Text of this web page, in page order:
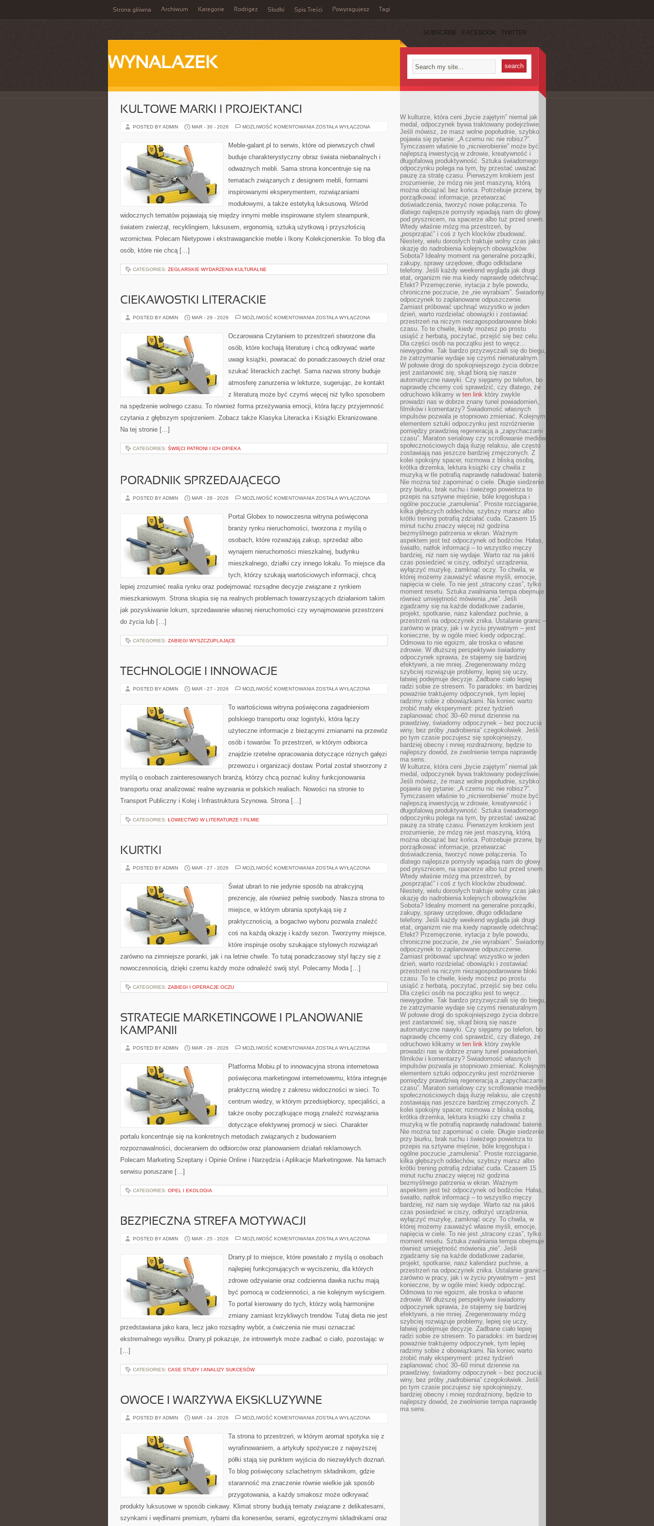
Strona główna Archiwum Kategorie Rodrigez Słodki Spis Treści Powytagujesz Tagi
SUBSCRIBE FACEBOOK TWITTER
WYNALAZEK
KULTOWE MARKI I PROJEKTANCI
POSTED BY ADMIN MAR - 30 - 2026 MOŻLIWOŚĆ KOMENTOWANIA KULTOWE
PROJEKTANCI
ZOSTAŁA WYŁĄCZONA
Meble-galant.pl to serwis, które od pierwszych chwil
buduje charakterystyczny obraz świata niebanalnych i
odważnych mebli. Sama strona koncentruje się na
tematach związanych z designem mebli, formami
inspirowanymi eksperymentem, rozwiązaniami
modułowymi, a także estetyką luksusową. Wśród
widocznych tematów pojawiają się między innymi meble inspirowane stylem steampunk,
światem zwierząt, recyklingiem, luksusem, ergonomią, sztuką użytkową i przyszłością
wzornictwa. Polecam Nietypowe i ekstrawaganckie meble i Ikony Kolekcjonerskie. To blog dla
osób, które nie chcą […]
CATEGORIES: ŻEGLARSKIE WYDARZENIA KULTURALNE
CIEKAWOSTKI LITERACKIE
POSTED BY ADMIN MAR - 29 - 2026 MOŻLIWOŚĆ KOMENTOWANIA CIEKAWOSTKI
ZOSTAŁA WYŁĄCZONA
Oczarowana Czytaniem to przestrzeń stworzone dla
osób, które kochają literaturę i chcą odkrywać warte
uwagi książki, powracać do ponadczasowych dzieł oraz
szukać literackich zachęt. Sama nazwa strony buduje
atmosferę zanurzenia w lekturze, sugerując, że kontakt
z literaturą może być czymś więcej niż tylko sposobem
na spędzenie wolnego czasu. To również forma przeżywania emocji, która łączy przyjemność
czytania z głębszym spojrzeniem. Zobacz także Klasyka Literacka i Książki Ekranizowane.
Na tej stronie […]
CATEGORIES: ŚWIĘCI PATRONI I ICH OPIEKA
PORADNIK SPRZEDAJĄCEGO
POSTED BY ADMIN MAR - 28 - 2026 MOŻLIWOŚĆ KOMENTOWANIA PORADNIK
ZOSTAŁA WYŁĄCZONA
Portal Globex to nowoczesna witryna poświęcona
branży rynku nieruchomości, tworzona z myślą o
osobach, które rozważają zakup, sprzedaż albo
wynajem nieruchomości mieszkalnej, budynku
mieszkalnego, działki czy innego lokalu. To miejsce dla
tych, którzy szukają wartościowych informacji, chcą
lepiej zrozumieć realia rynku oraz podejmować rozsądne decyzje związane z rynkiem
mieszkaniowym. Strona skupia się na realnych problemach towarzyszących działaniom takim
jak pozyskiwanie lokum, sprzedawanie własnej nieruchomości czy wynajmowanie przestrzeni
do życia lub […]
CATEGORIES: ZABIEGI WYSZCZUPLAJĄCE
TECHNOLOGIE I INNOWACJE
POSTED BY ADMIN MAR - 27 - 2026 MOŻLIWOŚĆ KOMENTOWANIA TECHNOLOGIE
ZOSTAŁA WYŁĄCZONA
To wartościowa witryna poświęcona zagadnieniom
polskiego transportu oraz logistyki, która łączy
użyteczne informacje z bieżącymi zmianami na przewóz
osób i towarów. To przestrzeń, w którym odbiorca
znajdzie rzetelne opracowania dotyczące różnych gałęzi
przewozu i organizacji dostaw. Portal został stworzony z
myślą o osobach zainteresowanych branżą, którzy chcą poznać kulisy funkcjonowania
transportu oraz analizować realne wyzwania w polskich realiach. Nowości na stronie to
Transport Publiczny i Kolej i Infrastruktura Szynowa. Strona […]
CATEGORIES: ŁOWIECTWO W LITERATURZE I FILMIE
KURTKI
POSTED BY ADMIN MAR - 27 - 2026 MOŻLIWOŚĆ KOMENTOWANIA KURTKI
ZOSTAŁA WYŁĄCZONA
Świat ubrań to nie jedynie sposób na atrakcyjną
prezencję, ale również pełnię swobody. Nasza strona to
miejsce, w którym ubrania spotykają się z
praktycznością, a bogactwo wyboru pozwala znaleźć
coś na każdą okazję i każdy sezon. Tworzymy miejsce,
które inspiruje osoby szukające stylowych rozwiązań
zarówno na zimniejsze poranki, jak i na letnie chwile. To tutaj ponadczasowy styl łączy się z
nowoczesnością, dzięki czemu każdy może odnaleźć swój styl. Polecamy Moda […]
CATEGORIES: ZABIEGI I OPERACJE OCZU
STRATEGIE MARKETINGOWE I PLANOWANIE
KAMPANII
POSTED BY ADMIN MAR - 26 - 2026 MOŻLIWOŚĆ KOMENTOWANIA STRATEGIE
PLANOWANIE
KAMPANII
ZOSTAŁA WYŁĄCZONA
Platforma Mobiu.pl to innowacyjna strona internetowa
poświęcona marketingowi internetowemu, która integruje
praktyczną wiedzę z zakresu widoczności w sieci. To
centrum wiedzy, w którym przedsiębiorcy, specjaliści, a
także osoby początkujące mogą znaleźć rozwiązania
dotyczące efektywnej promocji w sieci. Charakter
portalu koncentruje się na konkretnych metodach związanych z budowaniem
rozpoznawalności, docieraniem do odbiorców oraz planowaniem działań reklamowych.
Polecam Marketing Szeptany i Opinie Online i Narzędzia i Aplikacje Marketingowe. Na łamach
serwisu poruszane […]
CATEGORIES: OPEL I EKOLOGIA
BEZPIECZNA STREFA MOTYWACJI
POSTED BY ADMIN MAR - 25 - 2026 MOŻLIWOŚĆ KOMENTOWANIA BEZPIECZNA
ZOSTAŁA WYŁĄCZONA
Drarry.pl to miejsce, które powstało z myślą o osobach
najlepiej funkcjonujących w wyciszeniu, dla których
zdrowe odżywianie oraz codzienna dawka ruchu mają
być pomocą w codzienności, a nie kolejnym wyścigiem.
To portal kierowany do tych, którzy wolą harmonijne
zmiany zamiast krzykliwych trendów. Tutaj dieta nie jest
przedstawiana jako kara, lecz jako rozsądny wybór, a ćwiczenia nie musi oznaczać
ekstremalnego wysiłku. Drarry.pl pokazuje, że introwertyk może zadbać o ciało, pozostając w
[…]
CATEGORIES: CASE STUDY I ANALIZY SUKCESÓW
OWOCE I WARZYWA EKSKLUZYWNE
POSTED BY ADMIN MAR - 24 - 2026 MOŻLIWOŚĆ KOMENTOWANIA OWOCE
EKSKLUZYWNE
ZOSTAŁA WYŁĄCZONA
Ta strona to przestrzeń, w którym aromat spotyka się z
wyrafinowaniem, a artykuły spożywcze z najwyższej
półki stają się punktem wyjścia do niezwykłych doznań.
To blog poświęcony szlachetnym składnikom, gdzie
staranność ma znaczenie równie wielkie jak sposób
przygotowania, a każdy smakosz może odkrywać
produkty luksusowe w sposób ciekawy. Klimat strony budują tematy związane z delikatesami,
szynkami i wędlinami premium, rybami dla koneserów, serami, egzotycznymi składnikami oraz
W kulturze, która ceni „bycie zajętym” niemal jak
medal, odpoczynek bywa traktowany podejrzliwie.
Jeśli mówisz, że masz wolne popołudnie, szybko
pojawia się pytanie: „A czemu nic nie robisz?”.
Tymczasem właśnie to „nicnierobienie” może być
najlepszą inwestycją w zdrowie, kreatywność i
długofalową produktywność. Sztuka świadomego
odpoczynku polega na tym, by przestać uważać
pauzę za stratę czasu. Pierwszym krokiem jest
zrozumienie, że mózg nie jest maszyną, którą
można obciążać bez końca. Potrzebuje przerw, by
porządkować informacje, przetwarzać
doświadczenia, tworzyć nowe połączenia. To
dlatego najlepsze pomysły wpadają nam do głowy
pod prysznicem, na spacerze albo tuż przed snem.
Wtedy właśnie mózg ma przestrzeń, by
„posprzątać” i coś z tych klocków zbudować.
Niestety, wielu dorosłych traktuje wolny czas jako
okazję do nadrobienia kolejnych obowiązków.
Sobota? Idealny moment na generalne porządki,
zakupy, sprawy urzędowe, długo odkładane
telefony. Jeśli każdy weekend wygląda jak drugi
etat, organizm nie ma kiedy naprawdę odetchnąć.
Efekt? Przemęczenie, irytacja z byle powodu,
chroniczne poczucie, że „nie wyrabiam”. Świadomy
odpoczynek to zaplanowane odpuszczenie.
Zamiast próbować upchnąć wszystko w jeden
dzień, warto rozdzielać obowiązki i zostawiać
przestrzeń na niczym niezagospodarowane bloki
czasu. To te chwile, kiedy możesz po prostu
usiąść z herbatą, poczytać, przejść się bez celu.
Dla części osób na początku jest to wręcz…
niewygodne. Tak bardzo przyzwyczaili się do biegu,
że zatrzymanie wydaje się czymś nienaturalnym.
W połowie drogi do spokojniejszego życia dobrze
jest zastanowić się, skąd biorą się nasze
automatyczne nawyki. Czy sięgamy po telefon, bo
naprawdę chcemy coś sprawdzić, czy dlatego, że
odruchowo klikamy w ten link który zwykle
prowadzi nas w dobrze znany tunel powiadomień,
filmików i komentarzy? Świadomość własnych
impulsów pozwala je stopniowo zmieniać. Kolejnym
elementem sztuki odpoczynku jest rozróżnienie
pomiędzy prawdziwą regeneracją a „zapychaczami
czasu”. Maraton serialowy czy scrollowanie mediów
społecznościowych dają iluzję relaksu, ale często
zostawiają nas jeszcze bardziej zmęczonych. Z
kolei spokojny spacer, rozmowa z bliską osobą,
krótka drzemka, lektura książki czy chwila z
muzyką w tle potrafią naprawdę naładować baterie.
Nie można też zapominać o ciele. Długie siedzenie
przy biurku, brak ruchu i świeżego powietrza to
przepis na sztywne mięśnie, bóle kręgosłupa i
ogólne poczucie „zamulenia”. Proste rozciąganie,
kilka głębszych oddechów, szybszy marsz albo
krótki trening potrafią zdziałać cuda. Czasem 15
minut ruchu znaczy więcej niż godzina
bezmyślnego patrzenia w ekran. Ważnym
aspektem jest też odpoczynek od bodźców. Hałas,
światło, natłok informacji – to wszystko męczy
bardziej, niż nam się wydaje. Warto raz na jakiś
czas posiedzieć w ciszy, odłożyć urządzenia,
wyłączyć muzykę, zamknąć oczy. To chwila, w
której możemy zauważyć własne myśli, emocje,
napięcia w ciele. To nie jest „stracony czas”, tylko
moment resetu. Sztuka zwalniania tempa obejmuje
również umiejętność mówienia „nie”. Jeśli
zgadzamy się na każde dodatkowe zadanie,
projekt, spotkanie, nasz kalendarz puchnie, a
przestrzeń na odpoczynek znika. Ustalanie granic –
zarówno w pracy, jak i w życiu prywatnym – jest
konieczne, by w ogóle mieć kiedy odpocząć.
Odmowa to nie egoizm, ale troska o własne
zdrowie. W dłuższej perspektywie świadomy
odpoczynek sprawia, że stajemy się bardziej
efektywni, a nie mniej. Zregenerowany mózg
szybciej rozwiązuje problemy, lepiej się uczy,
łatwiej podejmuje decyzje. Zadbane ciało lepiej
radzi sobie ze stresem. To paradoks: im bardziej
poważnie traktujemy odpoczynek, tym lepiej
radzimy sobie z obowiązkami. Na koniec warto
zrobić mały eksperyment: przez tydzień
zaplanować choć 30–60 minut dziennie na
prawdziwy, świadomy odpoczynek – bez poczucia
winy, bez próby „nadrobienia” czegokolwiek. Jeśli
po tym czasie poczujesz się spokojniejszy,
bardziej obecny i mniej rozdrażniony, będzie to
najlepszy dowód, że zwolnienie tempa naprawdę
ma sens.
W kulturze, która ceni „bycie zajętym” niemal jak
medal, odpoczynek bywa traktowany podejrzliwie.
Jeśli mówisz, że masz wolne popołudnie, szybko
pojawia się pytanie: „A czemu nic nie robisz?”.
Tymczasem właśnie to „nicnierobienie” może być
najlepszą inwestycją w zdrowie, kreatywność i
długofalową produktywność. Sztuka świadomego
odpoczynku polega na tym, by przestać uważać
pauzę za stratę czasu. Pierwszym krokiem jest
zrozumienie, że mózg nie jest maszyną, którą
można obciążać bez końca. Potrzebuje przerw, by
porządkować informacje, przetwarzać
doświadczenia, tworzyć nowe połączenia. To
dlatego najlepsze pomysły wpadają nam do głowy
pod prysznicem, na spacerze albo tuż przed snem.
Wtedy właśnie mózg ma przestrzeń, by
„posprzątać” i coś z tych klocków zbudować.
Niestety, wielu dorosłych traktuje wolny czas jako
okazję do nadrobienia kolejnych obowiązków.
Sobota? Idealny moment na generalne porządki,
zakupy, sprawy urzędowe, długo odkładane
telefony. Jeśli każdy weekend wygląda jak drugi
etat, organizm nie ma kiedy naprawdę odetchnąć.
Efekt? Przemęczenie, irytacja z byle powodu,
chroniczne poczucie, że „nie wyrabiam”. Świadomy
odpoczynek to zaplanowane odpuszczenie.
Zamiast próbować upchnąć wszystko w jeden
dzień, warto rozdzielać obowiązki i zostawiać
przestrzeń na niczym niezagospodarowane bloki
czasu. To te chwile, kiedy możesz po prostu
usiąść z herbatą, poczytać, przejść się bez celu.
Dla części osób na początku jest to wręcz…
niewygodne. Tak bardzo przyzwyczaili się do biegu,
że zatrzymanie wydaje się czymś nienaturalnym.
W połowie drogi do spokojniejszego życia dobrze
jest zastanowić się, skąd biorą się nasze
automatyczne nawyki. Czy sięgamy po telefon, bo
naprawdę chcemy coś sprawdzić, czy dlatego, że
odruchowo klikamy w ten link który zwykle
prowadzi nas w dobrze znany tunel powiadomień,
filmików i komentarzy? Świadomość własnych
impulsów pozwala je stopniowo zmieniać. Kolejnym
elementem sztuki odpoczynku jest rozróżnienie
pomiędzy prawdziwą regeneracją a „zapychaczami
czasu”. Maraton serialowy czy scrollowanie mediów
społecznościowych dają iluzję relaksu, ale często
zostawiają nas jeszcze bardziej zmęczonych. Z
kolei spokojny spacer, rozmowa z bliską osobą,
krótka drzemka, lektura książki czy chwila z
muzyką w tle potrafią naprawdę naładować baterie.
Nie można też zapominać o ciele. Długie siedzenie
przy biurku, brak ruchu i świeżego powietrza to
przepis na sztywne mięśnie, bóle kręgosłupa i
ogólne poczucie „zamulenia”. Proste rozciąganie,
kilka głębszych oddechów, szybszy marsz albo
krótki trening potrafią zdziałać cuda. Czasem 15
minut ruchu znaczy więcej niż godzina
bezmyślnego patrzenia w ekran. Ważnym
aspektem jest też odpoczynek od bodźców. Hałas,
światło, natłok informacji – to wszystko męczy
bardziej, niż nam się wydaje. Warto raz na jakiś
czas posiedzieć w ciszy, odłożyć urządzenia,
wyłączyć muzykę, zamknąć oczy. To chwila, w
której możemy zauważyć własne myśli, emocje,
napięcia w ciele. To nie jest „stracony czas”, tylko
moment resetu. Sztuka zwalniania tempa obejmuje
również umiejętność mówienia „nie”. Jeśli
zgadzamy się na każde dodatkowe zadanie,
projekt, spotkanie, nasz kalendarz puchnie, a
przestrzeń na odpoczynek znika. Ustalanie granic –
zarówno w pracy, jak i w życiu prywatnym – jest
konieczne, by w ogóle mieć kiedy odpocząć.
Odmowa to nie egoizm, ale troska o własne
zdrowie. W dłuższej perspektywie świadomy
odpoczynek sprawia, że stajemy się bardziej
efektywni, a nie mniej. Zregenerowany mózg
szybciej rozwiązuje problemy, lepiej się uczy,
łatwiej podejmuje decyzje. Zadbane ciało lepiej
radzi sobie ze stresem. To paradoks: im bardziej
poważnie traktujemy odpoczynek, tym lepiej
radzimy sobie z obowiązkami. Na koniec warto
zrobić mały eksperyment: przez tydzień
zaplanować choć 30–60 minut dziennie na
prawdziwy, świadomy odpoczynek – bez poczucia
winy, bez próby „nadrobienia” czegokolwiek. Jeśli
po tym czasie poczujesz się spokojniejszy,
bardziej obecny i mniej rozdrażniony, będzie to
najlepszy dowód, że zwolnienie tempa naprawdę
ma sens.